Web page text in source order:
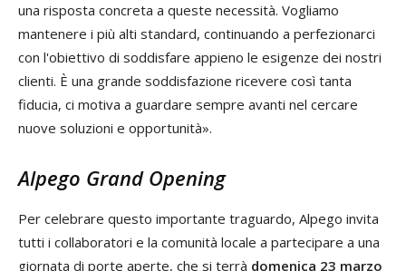
una risposta concreta a queste necessità. Vogliamo
mantenere i più alti standard, continuando a perfezionarci
con l'obiettivo di soddisfare appieno le esigenze dei nostri
clienti. È una grande soddisfazione ricevere così tanta
fiducia, ci motiva a guardare sempre avanti nel cercare
nuove soluzioni e opportunità».
Alpego Grand Opening
Per celebrare questo importante traguardo, Alpego invita
tutti i collaboratori e la comunità locale a partecipare a una
giornata di porte aperte, che si terrà domenica 23 marzo